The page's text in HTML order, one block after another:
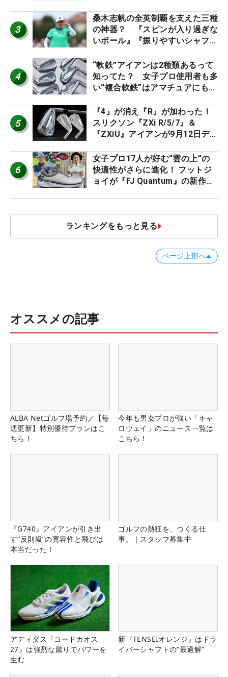
3
桑木志帆の全英制覇を支えた三種
の神器？ 『スピンが入り過ぎな
いボール』『振りやすいシャフ
ー』 #女子プロセッティング
4
“軟鉄”アイアンは2種類あるって
知ってた？ 女子プロ使用者も多
い“複合軟鉄”はアマチュアにもオ
5
『4』が消え『R』が加わった！
スリクソン『ZXi R/5/7』＆
『ZXiU』アイアンが9月12日デ
6
女子プロ17人が好む“雲の上”の
快適性がさらに進化！ フットジ
ョイが『FJ Quantum』の新作を
ランキングをもっと見る
ページ上部へ
オススメの記事
ALBA Netゴルフ場予約／【毎
週更新】特別優待プランはこ
ちら！
今年も男女プロが強い「キャ
ロウェイ」のニュース一覧は
こちら！
『G740』アイアンが引き出
す“反則級”の寛容性と飛びは
本当だった！
ゴルフの熱狂を、つくる仕
事。｜スタッフ募集中
アディダス『コードカオス
27』は強烈な蹴りでパワーを
生む
新『TENSEIオレンジ』はドラ
イバーシャフトの“最適解”